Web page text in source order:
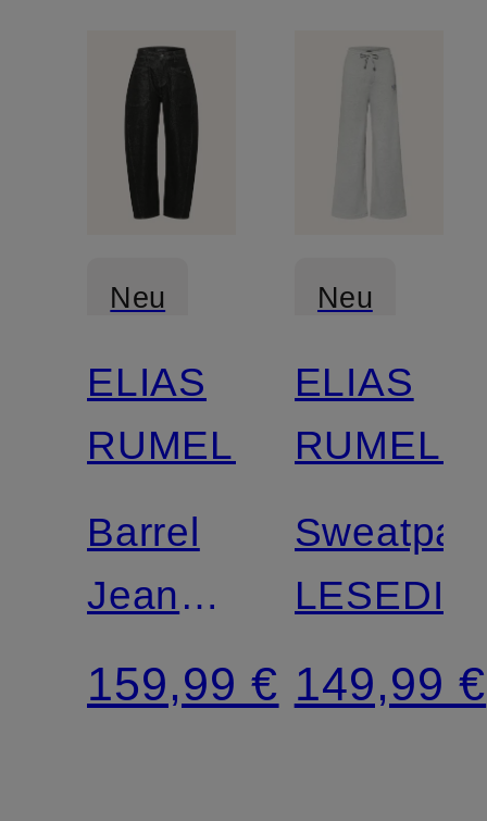
Neu
ELIAS
RUMELIS
Barrel
Jeans
ISABELLA
159,99 €
Neu
ELIAS
RUMELIS
LESEDI
149,99 €